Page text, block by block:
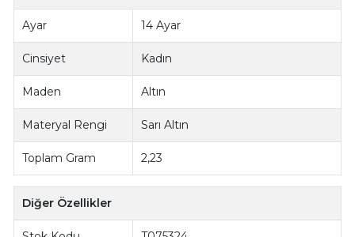
Ayar 14 Ayar
Cinsiyet Kadın
Maden Altın
Materyal Rengi Sarı Altın
Toplam Gram 2,23
Diğer Özellikler